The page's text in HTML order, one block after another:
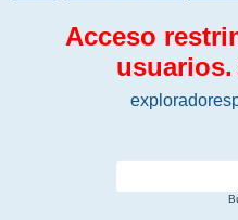
Acceso
usuarios.